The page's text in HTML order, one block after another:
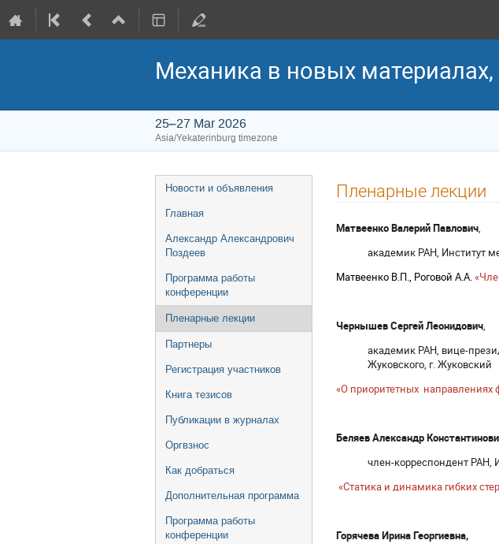
Механика в новых материалах,
25–27 Mar 2026
Asia/Yekaterinburg timezone
Event
menu
Новости и объявления
Главная
Александр Александрович
Поздеев
Программа работы
конференции
Пленарные лекции
Партнеры
Регистрация участников
Книга тезисов
Публикации в журналах
Оргвзнос
Как добраться
Дополнительная программа
Программа работы
конференции
Пленарные лекции
Матвеенко Валерий Павлович,
академик РАН, Институт
Матвеенко В.П., Роговой А.А.
Чернышев Сергей Леонидович,
академик РАН, вице-
Жуковского, г. Жуковский
«О приоритетных направлениях
Беляев Александр
член-корреспондент РАН,
«Статика и динамика гибких
Горячева Ирина Георгиевна,